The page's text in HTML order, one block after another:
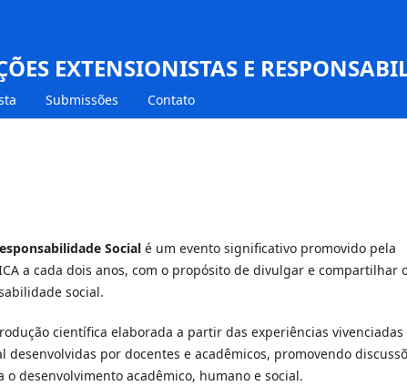
EXTENSIONISTAS E
Submissões Contato
Social é um evento significativo promovido pela
a cada dois anos, com o propósito de divulgar e compartilhar
social.
científica elaborada a partir das experiências vivenciadas
por docentes e acadêmicos, promovendo
desenvolvimento acadêmico, humano e social.